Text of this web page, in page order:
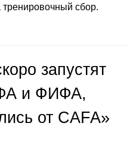
сбор.
запустят
и ФИФА,
от CAFA»